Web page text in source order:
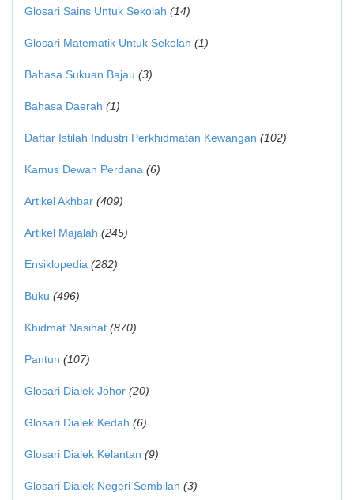
Glosari Sains Untuk Sekolah (14)
Glosari Matematik Untuk Sekolah (1)
Bahasa Sukuan Bajau (3)
Bahasa Daerah (1)
Daftar Istilah Industri Perkhidmatan Kewangan (102)
Kamus Dewan Perdana (6)
Artikel Akhbar (409)
Artikel Majalah (245)
Ensiklopedia (282)
Buku (496)
Khidmat Nasihat (870)
Pantun (107)
Glosari Dialek Johor (20)
Glosari Dialek Kedah (6)
Glosari Dialek Kelantan (9)
Glosari Dialek Negeri Sembilan (3)